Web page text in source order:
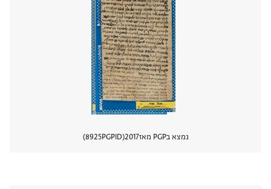
נמצא בPGP מאז 2017
PGPID
8925